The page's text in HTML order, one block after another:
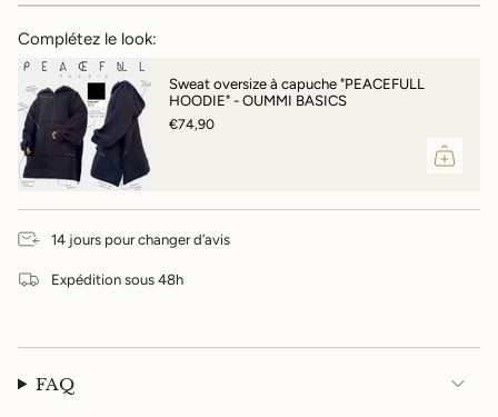
}}"}
Complétez le look:
Sweat oversize à capuche "PEACEFULL
HOODIE" - OUMMI BASICS
€74,90
14 jours pour changer d’avis
Expédition sous 48h
FAQ